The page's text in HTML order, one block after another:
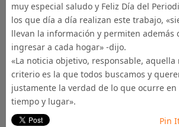
muy especial saludo y Feliz Día del
los que día a día realizan este trabajo,
llevan la información y permiten además
ingresar a cada hogar» -dijo.
«La noticia objetivo, responsable, aquella
criterio es la que todos buscamos y
justamente la verdad de lo que ocurre
tiempo y lugar».
Pin